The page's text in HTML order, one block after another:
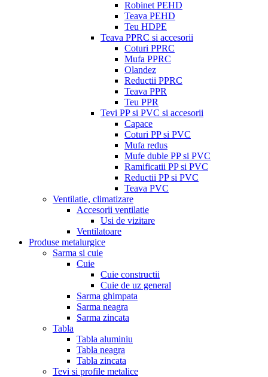
Robinet PEHD
Teava PEHD
Teu HDPE
Teava PPRC si accesorii
Coturi PPRC
Mufa PPRC
Olandez
Reductii PPRC
Teava PPR
Teu PPR
Tevi PP si PVC si accesorii
Capace
Coturi PP si PVC
Mufa redus
Mufe duble PP si PVC
Ramificatii PP si PVC
Reductii PP si PVC
Teava PVC
Ventilatie, climatizare
Accesorii ventilatie
Usi de vizitare
Ventilatoare
Produse metalurgice
Sarma si cuie
Cuie
Cuie constructii
Cuie de uz general
Sarma ghimpata
Sarma neagra
Sarma zincata
Tabla
Tabla aluminiu
Tabla neagra
Tabla zincata
Tevi si profile metalice